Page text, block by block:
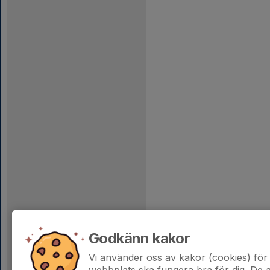
Godkänn kakor
Vi använder oss av kakor (cookies)